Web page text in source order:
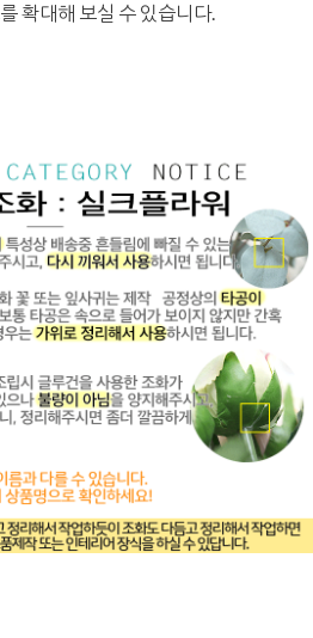
확대해 보실 수 있습니다.